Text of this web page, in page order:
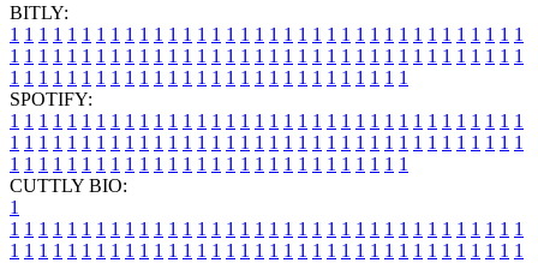
BITLY:
1 1 1 1 1 1 1 1 1 1 1 1 1 1 1 1 1 1 1 1 1 1 1 1 1 1 1 1 1 1 1 1 1 1 1 1
1 1 1 1 1 1 1 1 1 1 1 1 1 1 1 1 1 1 1 1 1 1 1 1 1 1 1 1 1 1 1 1 1 1 1 1
1 1 1 1 1 1 1 1 1 1 1 1 1 1 1 1 1 1 1 1 1 1 1 1 1 1 1 1
SPOTIFY:
1 1 1 1 1 1 1 1 1 1 1 1 1 1 1 1 1 1 1 1 1 1 1 1 1 1 1 1 1 1 1 1 1 1 1 1
1 1 1 1 1 1 1 1 1 1 1 1 1 1 1 1 1 1 1 1 1 1 1 1 1 1 1 1 1 1 1 1 1 1 1 1
1 1 1 1 1 1 1 1 1 1 1 1 1 1 1 1 1 1 1 1 1 1 1 1 1 1 1 1
CUTTLY BIO:
1
1 1 1 1 1 1 1 1 1 1 1 1 1 1 1 1 1 1 1 1 1 1 1 1 1 1 1 1 1 1 1 1 1 1 1 1
1 1 1 1 1 1 1 1 1 1 1 1 1 1 1 1 1 1 1 1 1 1 1 1 1 1 1 1 1 1 1 1 1 1 1 1